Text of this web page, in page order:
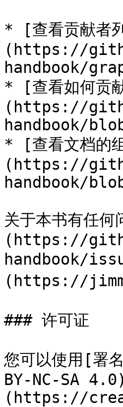
* [查看贡献者
(https://
handbook/
* [查看如何贡
(https://
handbook/
* [查看文档的
(https://
handbook/
关于本书有任
(https://
handbook/
(https://
### 许可证
您可以使用[署
BY-NC-SA
(https://